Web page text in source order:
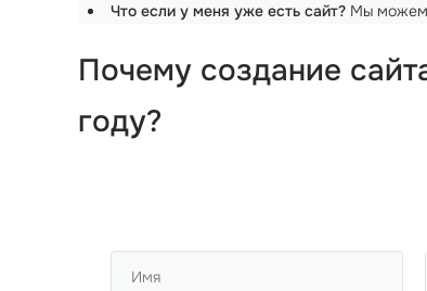
Что если у меня уже есть сайт? Мы можем
Почему создание
году?